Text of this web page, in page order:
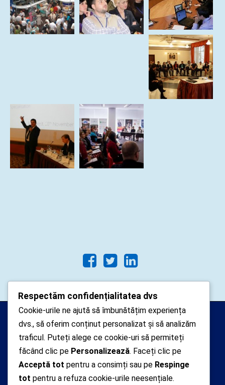
Arhipelago Interactive © 2010-
2024. Toate drepturile rezervate.
Datele cu caracter personal
colectate pe acest site sunt administrate de un
operator
Respectăm confidențialitatea dvs
Cookie-urile ne ajută să îmbunătățim experiența
dvs., să oferim conținut personalizat și să analizăm
traficul. Puteți alege ce cookie-uri să permiteți
făcând clic pe Personalizează. Faceți clic pe
Acceptă tot pentru a consimți sau pe Respinge
tot pentru a refuza cookie-urile neesențiale.